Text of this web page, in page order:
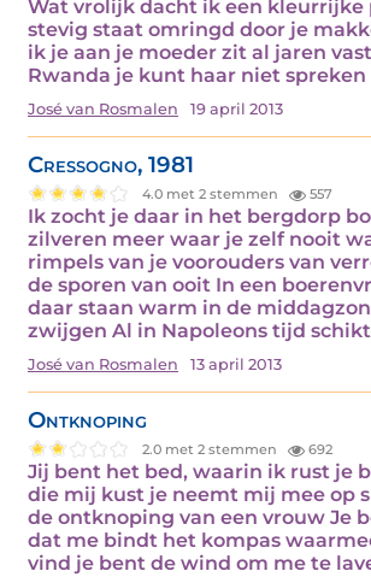
Wat vrolijk dacht ik een kleurrijke
stevig staat omringd door je
ik je aan je moeder zit al jaren
Rwanda je kunt haar niet spreken
José van Rosmalen 19 april 2013
Cressogno, 1981
4.0 met 2 stemmen 557
Ik zocht je daar in het bergdorp
zilveren meer waar je zelf nooit
rimpels van je voorouders van
de sporen van ooit In een
daar staan warm in de
zwijgen Al in Napoleons tijd
José van Rosmalen 13 april 2013
Ontknoping
2.0 met 2 stemmen 692
Jij bent het bed, waarin ik rust je
die mij kust je neemt mij mee op
de ontknoping van een vrouw Je
dat me bindt het kompas
vind je bent de wind om me te